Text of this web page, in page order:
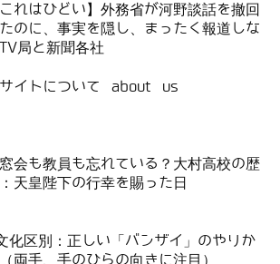
これはひどい】外務省が河野談話を撤回
のに、事実を隠し、まったく報道しな
局と新聞各社
イトについて about us
会も教員も忘れている？大村高校の歴
天皇陛下の行幸を賜った日
化区別：正しい「バンザイ」のやりか
両手、手のひらの向きに注目）